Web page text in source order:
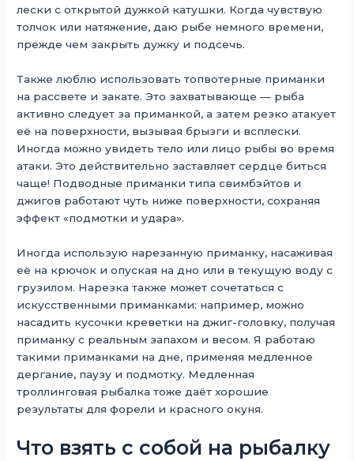
лески с открытой дужкой катушки. Когда чувствую
толчок или натяжение, даю рыбе немного времени,
прежде чем закрыть дужку и подсечь.
Также люблю использовать топвотерные приманки
на рассвете и закате. Это захватывающе — рыба
активно следует за приманкой, а затем резко атакует
её на поверхности, вызывая брызги и всплески.
Иногда можно увидеть тело или лицо рыбы во время
атаки. Это действительно заставляет сердце биться
чаще! Подводные приманки типа свимбэйтов и
джигов работают чуть ниже поверхности, сохраняя
эффект «подмотки и удара».
Иногда использую нарезанную приманку, насаживая
её на крючок и опуская на дно или в текущую воду с
грузилом. Нарезка также может сочетаться с
искусственными приманками: например, можно
насадить кусочки креветки на джиг-головку, получая
приманку с реальным запахом и весом. Я работаю
такими приманками на дне, применяя медленное
дергание, паузу и подмотку. Медленная
троллинговая рыбалка тоже даёт хорошие
результаты для форели и красного окуня.
Что взять с собой на рыбалку